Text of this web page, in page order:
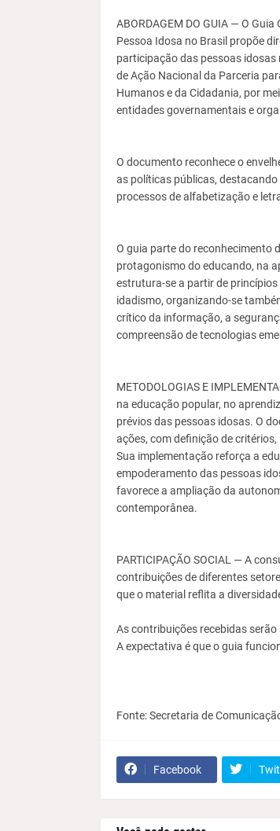
ABORDAGEM DO GUIA — O
Pessoa Idosa no Brasil propõe
participação das pessoas
de Ação Nacional da Parceria
Humanos e da Cidadania, por
entidades governamentais e
O documento reconhece o
as políticas públicas,
processos de alfabetização e
O guia parte do reconhecimento
protagonismo do educando, na
estrutura-se a partir de
idadismo, organizando-se
crítico da informação, a
compreensão de tecnologias
METODOLOGIAS E
na educação popular, no
prévios das pessoas idosas. O
ações, com definição de
Sua implementação reforça a
empoderamento das pessoas
favorece a ampliação da
contemporânea.
PARTICIPAÇÃO SOCIAL — A
contribuições de diferentes
que o material reflita a
As contribuições recebidas
A expectativa é que o guia
Fonte: Secretaria de
Facebook